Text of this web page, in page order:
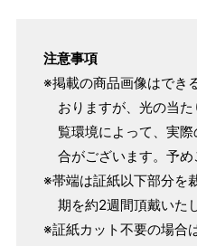
注意事項
※掲載の商品画像はでき
おりますが、光の当
覧環境によって、実
合がございます。予め
※帯端は証紙以下部分を
期を約2週間頂戴いた
※証紙カット不要の場合